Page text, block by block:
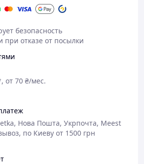
безопасность
при отказе от посылки
от 70 ₴/мес.
Нова Пошта, Укрпочта, Meest
по Киеву от 1500 грн